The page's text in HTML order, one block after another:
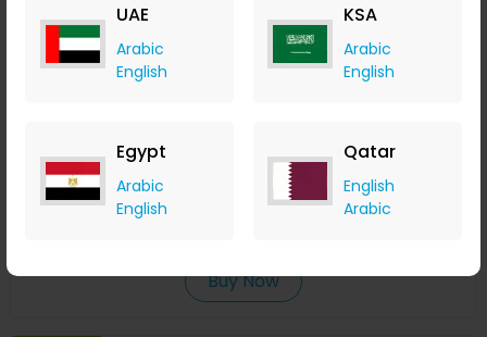
UAE
Arabic
English
KSA
Arabic
English
Egypt
Arabic
English
Qatar
English
Arabic
مستوى ليزر 4D بـ 16 خطًا ، خط ليزر أخضر ، مستوٍ تلقائي ، خطوط
أفقية وعمودية بزاوية 360 درجة مع نصف بطارية للاستخدام الخا
Banggood
Buy Now